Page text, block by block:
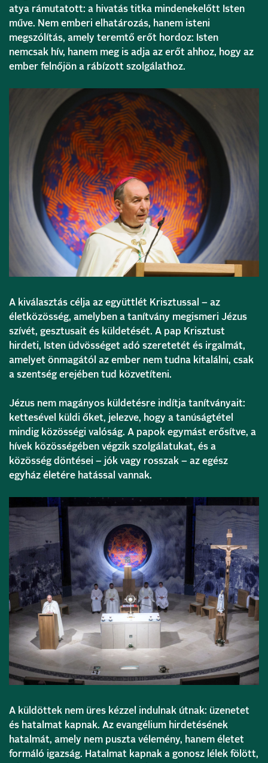
atya rámutatott: a hivatás titka mindenekelőtt Isten
műve. Nem emberi elhatározás, hanem isteni
megszólítás, amely teremtő erőt hordoz: Isten
nemcsak hív, hanem meg is adja az erőt ahhoz, hogy az
ember felnőjön a rábízott szolgálathoz.
A kiválasztás célja az együttlét Krisztussal – az
életközösség, amelyben a tanítvány megismeri Jézus
szívét, gesztusait és küldetését. A pap Krisztust
hirdeti, Isten üdvösséget adó szeretetét és irgalmát,
amelyet önmagától az ember nem tudna kitalálni, csak
a szentség erejében tud közvetíteni.
Jézus nem magányos küldetésre indítja tanítványait:
kettesével küldi őket, jelezve, hogy a tanúságtétel
mindig közösségi valóság. A papok egymást erősítve, a
hívek közösségében végzik szolgálatukat, és a
közösség döntései – jók vagy rosszak – az egész
egyház életére hatással vannak.
A küldöttek nem üres kézzel indulnak útnak: üzenetet
és hatalmat kapnak. Az evangélium hirdetésének
hatalmát, amely nem puszta vélemény, hanem életet
formáló igazság. Hatalmat kapnak a gonosz lélek fölött,